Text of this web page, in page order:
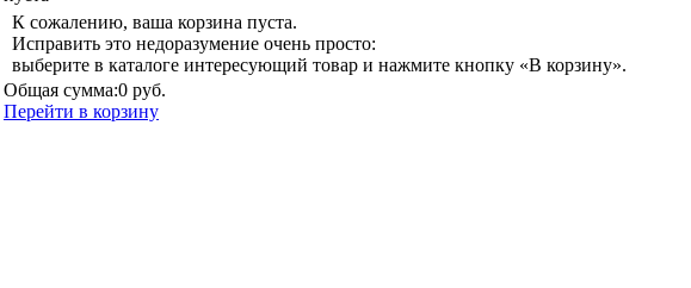
К сожалению, ваша корзина пуста.
Исправить это недоразумение очень просто:
выберите в каталоге интересующий товар и нажмите кнопку «В корзину».
Общая сумма:0 руб.
Перейти в корзину